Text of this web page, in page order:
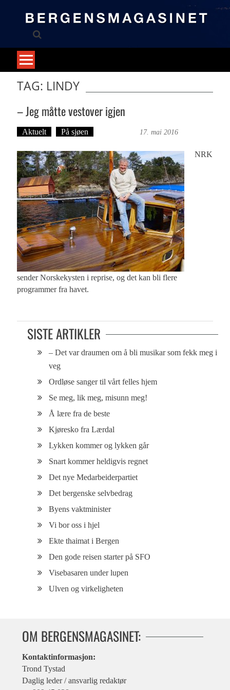
TAG: LINDY
– Jeg måtte vestover igjen
Aktuelt På sjøen 17. mai 2016
NRK
sender Norskekysten i reprise, og det kan bli flere
programmer fra havet.
SISTE ARTIKLER
– Det var draumen om å bli musikar som fekk meg i
veg
Ordløse sanger til vårt felles hjem
Se meg, lik meg, misunn meg!
Å lære fra de beste
Kjøresko fra Lærdal
Lykken kommer og lykken går
Snart kommer heldigvis regnet
Det nye Medarbeiderpartiet
Det bergenske selvbedrag
Byens vaktminister
Vi bor oss i hjel
Ekte thaimat i Bergen
Den gode reisen starter på SFO
Visebasaren under lupen
Ulven og virkeligheten
OM BERGENSMAGASINET:
Kontaktinformasjon:
Trond Tystad
Daglig leder / ansvarlig redaktør